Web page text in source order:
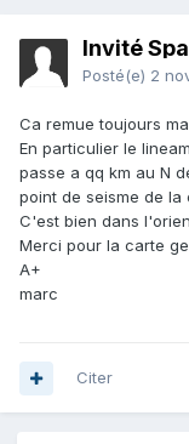
Invité
Posté(e) 2
Ca remue toujours
En particulier le
passe a qq km au N
point de seisme de la
C'est bien dans
Merci pour la carte
A+
marc
Citer